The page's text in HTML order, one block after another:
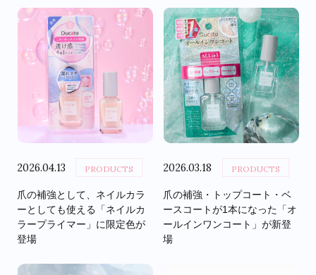
2026.04.13 PRODUCTS
爪の補強として、ネイルカラ
ーとしても使える「ネイルカ
ラープライマー」に限定色が
登場
2026.03.18 PRODUCTS
爪の補強・トップコート・ベ
ースコートが1本になった「オ
ールインワンコート」が新登
場